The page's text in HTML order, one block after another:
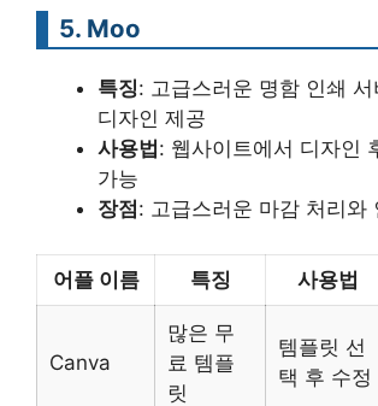
5. Moo
특징: 고급스러운 명함 인쇄
디자인 제공
사용법: 웹사이트에서 디자인
가능
장점: 고급스러운 마감 처리와
어플 이름 특징 사용법
Canva
많은 무
료 템플
릿
템플릿 선
택 후 수정